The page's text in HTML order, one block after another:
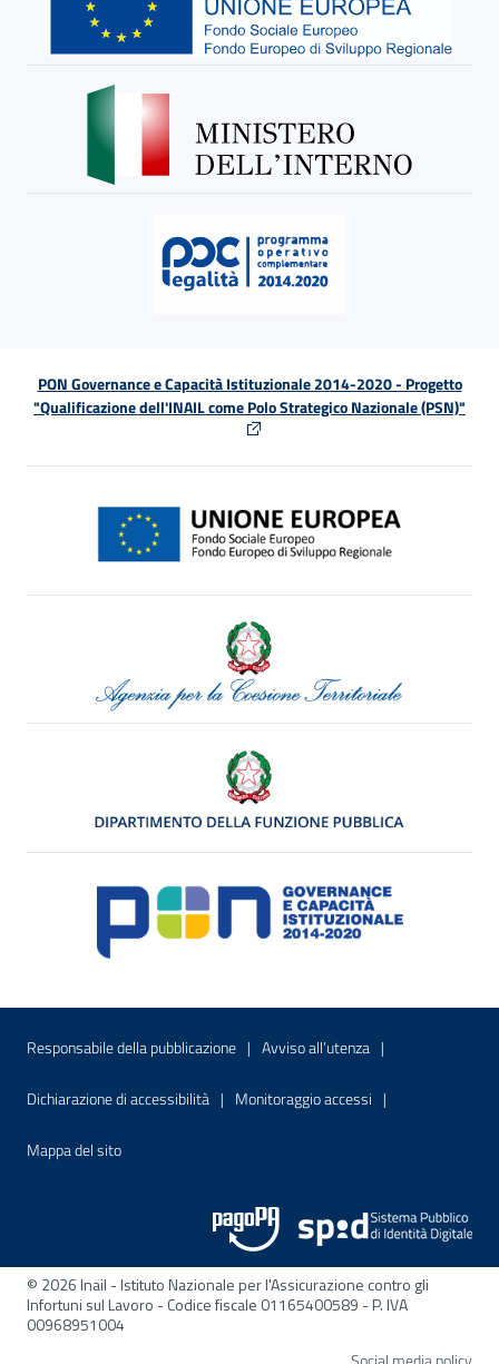
PON Governance e Capacità Istituzionale 2014-2020 - Progetto
"Qualificazione dell'INAIL come Polo Strategico Nazionale (PSN)"
Menu di servizio
Responsabile della pubblicazione Sito interno - Apre in una nuova
Avviso all’utenza Sito interno -
Dichiarazione di accessibilità Sito interno - Apre in una nuova finestra
Monitoraggio accessi Sito interno -
Mappa del sitoSito interno - Apre nella stessa finestra
© 2026 Inail - Istituto Nazionale per l'Assicurazione contro gli
Infortuni sul Lavoro - Codice fiscale 01165400589 - P. IVA
00968951004